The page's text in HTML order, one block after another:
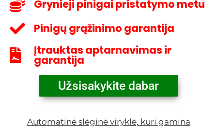
Grynieji pinigai pristatymo metu
Pinigų grąžinimo garantija
Įtrauktas aptarnavimas ir
garantija
Užsisakykite dabar
Automatinė slėginė viryklė, kuri gamina